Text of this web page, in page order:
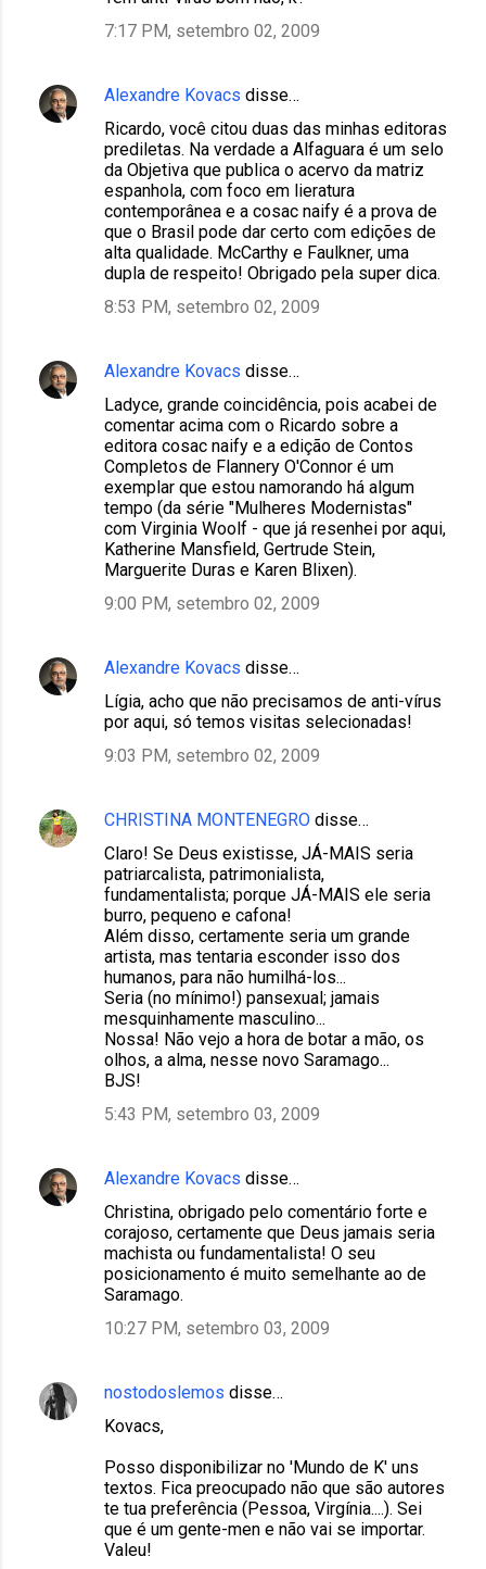
7:17 PM, setembro 02, 2009
Alexandre Kovacs disse…
Ricardo, você citou duas das minhas editoras
prediletas. Na verdade a Alfaguara é um selo
da Objetiva que publica o acervo da matriz
espanhola, com foco em lieratura
contemporânea e a cosac naify é a prova de
que o Brasil pode dar certo com edições de
alta qualidade. McCarthy e Faulkner, uma
dupla de respeito! Obrigado pela super dica.
8:53 PM, setembro 02, 2009
Alexandre Kovacs disse…
Ladyce, grande coincidência, pois acabei de
comentar acima com o Ricardo sobre a
editora cosac naify e a edição de Contos
Completos de Flannery O'Connor é um
exemplar que estou namorando há algum
tempo (da série "Mulheres Modernistas"
com Virginia Woolf - que já resenhei por aqui,
Katherine Mansfield, Gertrude Stein,
Marguerite Duras e Karen Blixen).
9:00 PM, setembro 02, 2009
Alexandre Kovacs disse…
Lígia, acho que não precisamos de anti-vírus
por aqui, só temos visitas selecionadas!
9:03 PM, setembro 02, 2009
CHRISTINA MONTENEGRO disse…
Claro! Se Deus existisse, JÁ-MAIS seria
patriarcalista, patrimonialista,
fundamentalista; porque JÁ-MAIS ele seria
burro, pequeno e cafona!
Além disso, certamente seria um grande
artista, mas tentaria esconder isso dos
humanos, para não humilhá-los...
Seria (no mínimo!) pansexual; jamais
mesquinhamente masculino...
Nossa! Não vejo a hora de botar a mão, os
olhos, a alma, nesse novo Saramago...
BJS!
5:43 PM, setembro 03, 2009
Alexandre Kovacs disse…
Christina, obrigado pelo comentário forte e
corajoso, certamente que Deus jamais seria
machista ou fundamentalista! O seu
posicionamento é muito semelhante ao de
Saramago.
10:27 PM, setembro 03, 2009
nostodoslemos disse…
Kovacs,
Posso disponibilizar no 'Mundo de K' uns
textos. Fica preocupado não que são autores
te tua preferência (Pessoa, Virgínia....). Sei
que é um gente-men e não vai se importar.
Valeu!